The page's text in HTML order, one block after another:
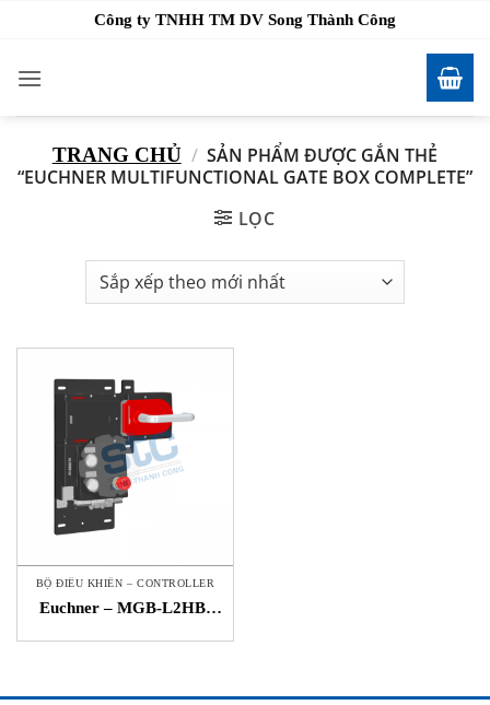
nội
dung
Công ty TNHH TM DV Song Thành Công
TRANG CHỦ / SẢN PHẨM ĐƯỢC GẮN THẺ
“EUCHNER MULTIFUNCTIONAL GATE BOX COMPLETE”
LỌC
BỘ ĐIỀU KHIỂN – CONTROLLER
Euchner – MGB-L2HB-